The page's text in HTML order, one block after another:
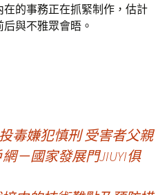
的事務正在抓緊制作，估計
與不雅眾會晤。
毒嫌犯慎刑 受害者父親
－國家發展門JIUYI俱